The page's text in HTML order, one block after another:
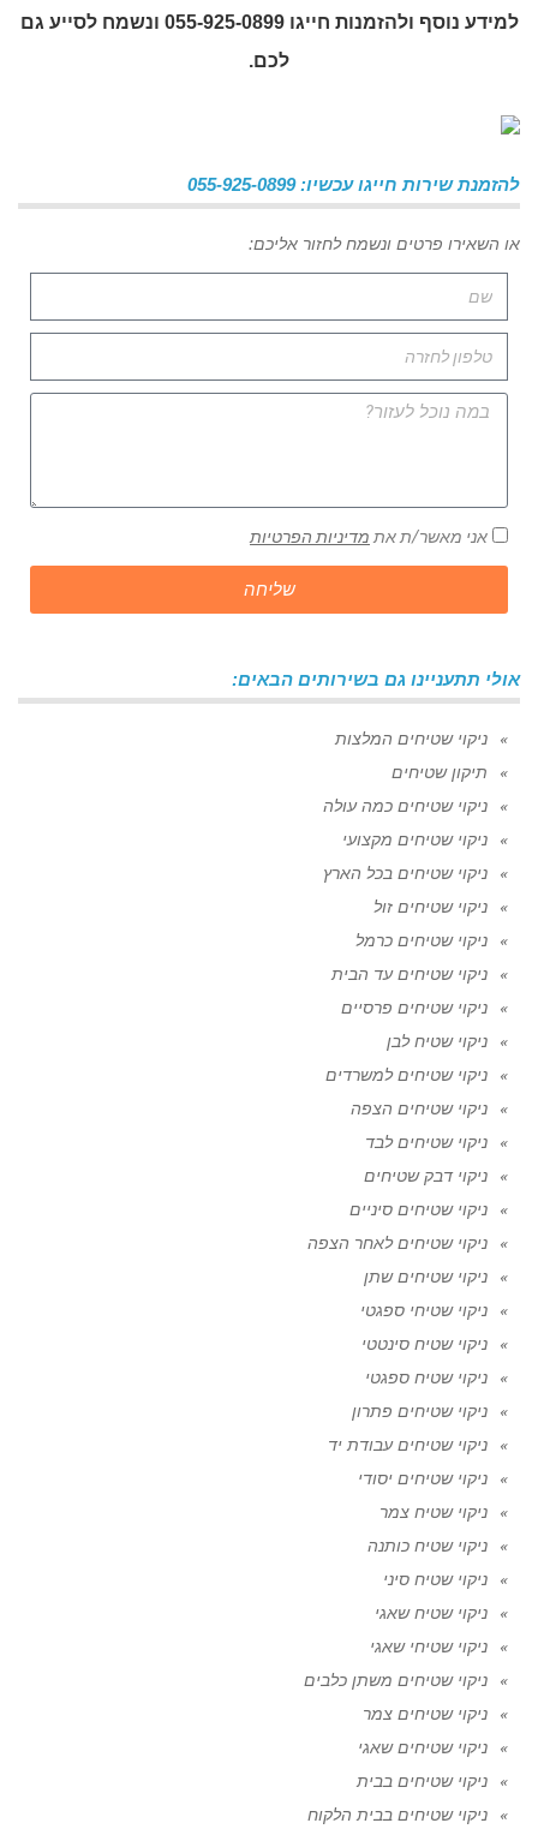
למידע נוסף ולהזמנות חייגו055-925-0899 ונשמחלסייע גם
לכם.
להזמנת שירות חייגו עכשיו: 055-925-0899
או השאירו פרטים ונשמח לחזור אליכם:
אני מאשר/ת את מדיניות הפרטיות
שליחה
אולי תתעניינו גם בשירותים הבאים:
ניקוי שטיחים המלצות
תיקון שטיחים
ניקוי שטיחים כמה עולה
ניקוי שטיחים מקצועי
ניקוי שטיחים בכל הארץ
ניקוי שטיחים זול
ניקוי שטיחים כרמל
ניקוי שטיחים עד הבית
ניקוי שטיחים פרסיים
ניקוי שטיח לבן
ניקוי שטיחים למשרדים
ניקוי שטיחים הצפה
ניקוי שטיחים לבד
ניקוי דבק שטיחים
ניקוי שטיחים סיניים
ניקוי שטיחים לאחר הצפה
ניקוי שטיחים שתן
ניקוי שטיחי ספגטי
ניקוי שטיח סינטטי
ניקוי שטיח ספגטי
ניקוי שטיחים פתרון
ניקוי שטיחים עבודת יד
ניקוי שטיחים יסודי
ניקוי שטיח צמר
ניקוי שטיח כותנה
ניקוי שטיח סיני
ניקוי שטיח שאגי
ניקוי שטיחי שאגי
ניקוי שטיחים משתן כלבים
ניקוי שטיחים צמר
ניקוי שטיחים שאגי
ניקוי שטיחים בבית
ניקוי שטיחים בבית הלקוח